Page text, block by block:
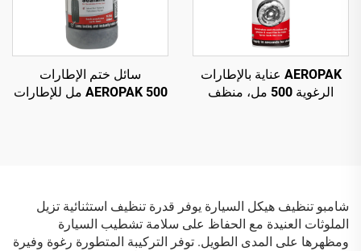
AEROPAK عناية بالإطارات
الرغوية 500 مل، منظف
سائل ختم الإطارات
AEROPAK 500 مل للإطارات
شامبو تنظيف هيكل السيارة يوفر قدرة تنظيف استثنائية تزيل
الملوثات العنيدة مع الحفاظ على سلامة تشطيب السيارة
ومظهرها على المدى الطويل. توفر التركيبة المتطورة رغوة وفيرة